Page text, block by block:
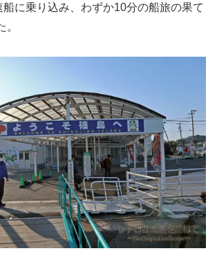
に乗り込み、わずか10分の船旅の果て